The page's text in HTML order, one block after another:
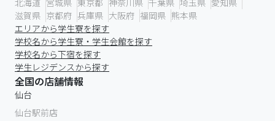
北海道 宮城県 東京都 神奈川県 千葉県 埼玉県 愛知県
滋賀県 京都府 兵庫県 大阪府 福岡県 熊本県
エリアから学生寮を探す
学校名から学生寮・学生会館を探す
学校名から下宿を探す
学生レジデンスから探す
全国の店舗情報
仙台
仙台駅前店